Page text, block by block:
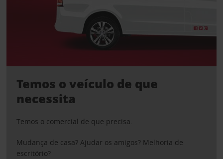
Temos o veículo de que
necessita
Temos o comercial de que precisa.
Mudança de casa? Ajudar os amigos? Melhoria de
escritório?